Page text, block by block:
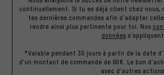
continuellement. Si tu es déjà client chez nous,
tes dernières commandes afin d'adapter
rendre ainsi plus pertinente pour toi. Nos
données
*Valable pendant 30 jours à partir de la date
d'un montant de commande de 60€. Le bon
avec d'autres